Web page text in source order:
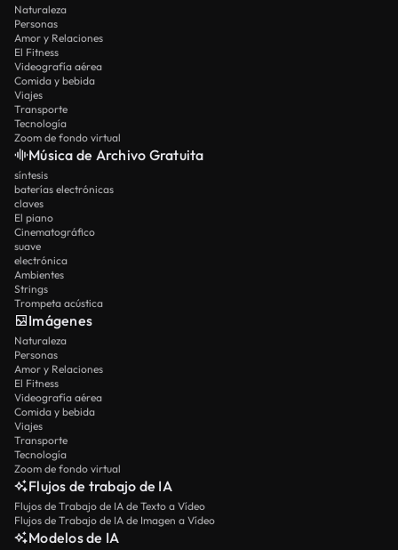
Naturaleza
Personas
Amor y Relaciones
El Fitness
Videografía aérea
Comida y bebida
Viajes
Transporte
Tecnología
Zoom de fondo virtual
Música de Archivo Gratuita
síntesis
baterías electrónicas
claves
El piano
Cinematográfico
suave
electrónica
Ambientes
Strings
Trompeta acústica
Imágenes
Naturaleza
Personas
Amor y Relaciones
El Fitness
Videografía aérea
Comida y bebida
Viajes
Transporte
Tecnología
Zoom de fondo virtual
Flujos de trabajo de IA
Flujos de Trabajo de IA de Texto a Vídeo
Flujos de Trabajo de IA de Imagen a Vídeo
Modelos de IA